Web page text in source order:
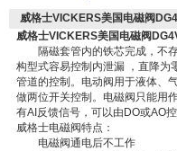
威格士VICKERS美国电磁阀
威格士VICKERS美国电磁阀
隔磁套管内的铁芯完成，不存
构型式容易控制内泄漏 ，直降为
管道的控制。电动阀用于液体、
做两位开关控制。电磁阀只能用
有AI反馈信号，可以由DO或AO
威格士电磁阀特点：
电磁阀通电后不工作